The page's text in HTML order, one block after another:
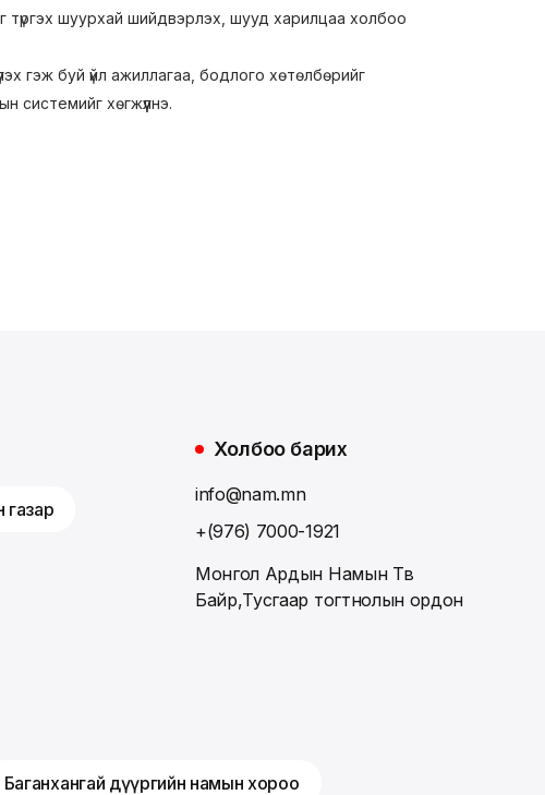
түргэх шуурхай шийдвэрлэх, шууд харилцаа холбоо
гэж буй үйл ажиллагаа, бодлого хөтөлбөрийг
системийг хөгжүүлнэ.
газар
Холбоо барих
info@nam.mn
+(976) 7000-1921
Монгол Ардын Намын Төв
Байр,Тусгаар тогтнолын ордон
Баганхангай дүүргийн намын хороо